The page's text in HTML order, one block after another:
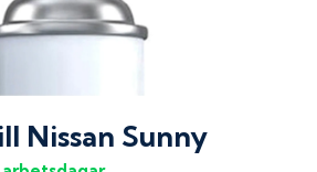
Nissan Sunny